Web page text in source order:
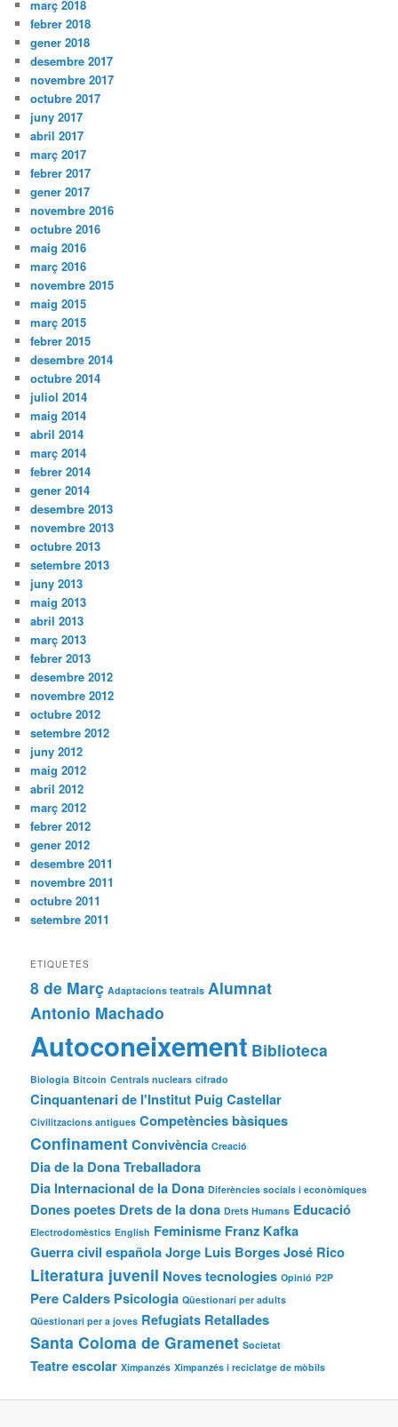
març 2018
febrer 2018
gener 2018
desembre 2017
novembre 2017
octubre 2017
juny 2017
abril 2017
març 2017
febrer 2017
gener 2017
novembre 2016
octubre 2016
maig 2016
març 2016
novembre 2015
maig 2015
març 2015
febrer 2015
desembre 2014
octubre 2014
juliol 2014
maig 2014
abril 2014
març 2014
febrer 2014
gener 2014
desembre 2013
novembre 2013
octubre 2013
setembre 2013
juny 2013
maig 2013
abril 2013
març 2013
febrer 2013
desembre 2012
novembre 2012
octubre 2012
setembre 2012
juny 2012
maig 2012
abril 2012
març 2012
febrer 2012
gener 2012
desembre 2011
novembre 2011
octubre 2011
setembre 2011
ETIQUETES
8 de Març Adaptacions teatrals Alumnat
Antonio Machado
Autoconeixement Biblioteca
Biologia Bitcoin Centrals nuclears cifrado
Cinquantenari de l'Institut Puig Castellar
Civilitzacions antigues Competències bàsiques
ConfinamentConvivència Creació
Dia de la Dona Treballadora
Dia Internacional de la Dona Diferències socials i econòmiques
Dones poetes Drets de la dona Drets Humans Educació
Electrodomèstics English Feminisme Franz Kafka
Guerra civil españolaJorge Luis BorgesJosé Rico
Literatura juvenil Noves tecnologies Opinió P2P
Pere Calders Psicologia Qüestionari per adults
Qüestionari per a joves Refugiats Retallades
Santa Coloma de Gramenet Societat
Teatre escolar Ximpanzés Ximpanzés i reciclatge de mòbils